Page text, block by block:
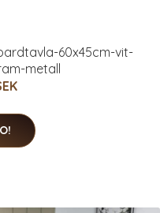
60x45cm-vit-
metall